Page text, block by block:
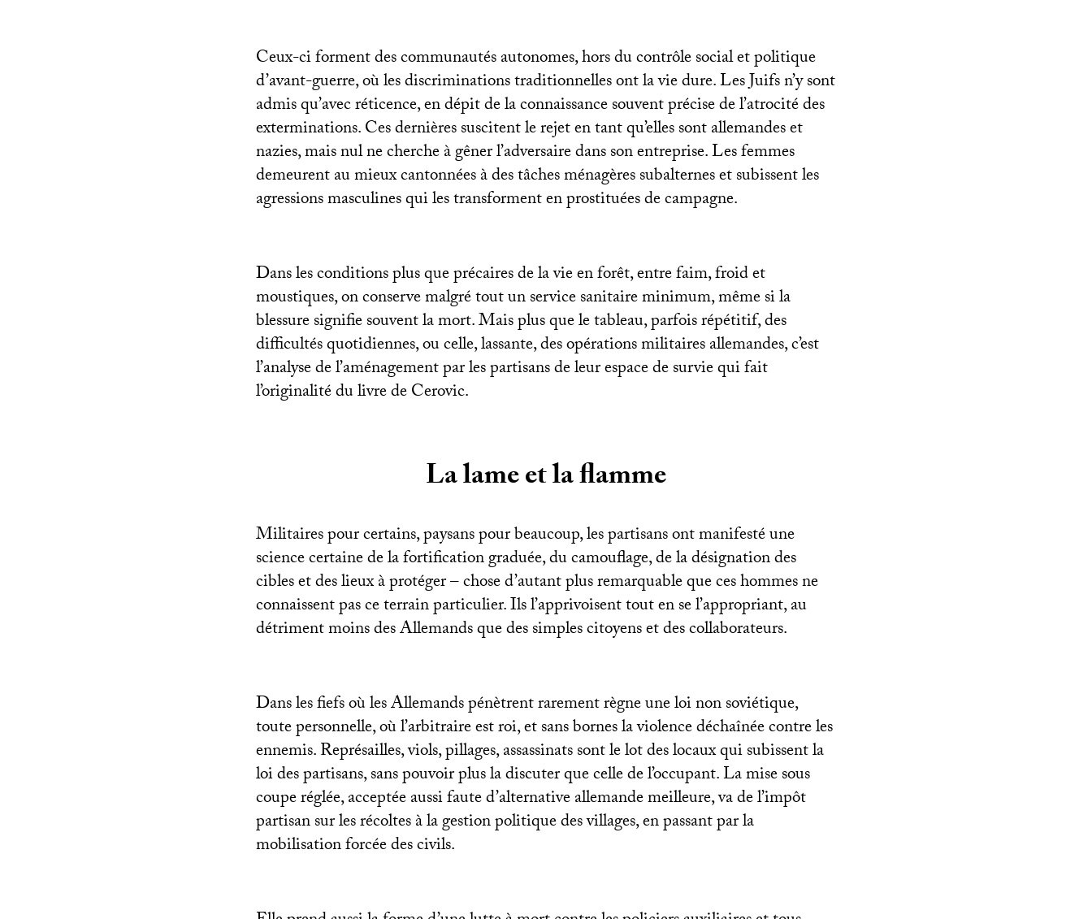
Ceux-ci forment des communautés autonomes, hors du contrôle social et politique
d’avant-guerre, où les discriminations traditionnelles ont la vie dure. Les Juifs n’y sont
admis qu’avec réticence, en dépit de la connaissance souvent précise de l’atrocité des
exterminations. Ces dernières suscitent le rejet en tant qu’elles sont allemandes et
nazies, mais nul ne cherche à gêner l’adversaire dans son entreprise. Les femmes
demeurent au mieux cantonnées à des tâches ménagères subalternes et subissent les
agressions masculines qui les transforment en prostituées de campagne.
Dans les conditions plus que précaires de la vie en forêt, entre faim, froid et
moustiques, on conserve malgré tout un service sanitaire minimum, même si la
blessure signifie souvent la mort. Mais plus que le tableau, parfois répétitif, des
difficultés quotidiennes, ou celle, lassante, des opérations militaires allemandes, c’est
l’analyse de l’aménagement par les partisans de leur espace de survie qui fait
l’originalité du livre de Cerovic.
La lame et la flamme
Militaires pour certains, paysans pour beaucoup, les partisans ont manifesté une
science certaine de la fortification graduée, du camouflage, de la désignation des
cibles et des lieux à protéger – chose d’autant plus remarquable que ces hommes ne
connaissent pas ce terrain particulier. Ils l’apprivoisent tout en se l’appropriant, au
détriment moins des Allemands que des simples citoyens et des collaborateurs.
Dans les fiefs où les Allemands pénètrent rarement règne une loi non soviétique,
toute personnelle, où l’arbitraire est roi, et sans bornes la violence déchaînée contre les
ennemis. Représailles, viols, pillages, assassinats sont le lot des locaux qui subissent la
loi des partisans, sans pouvoir plus la discuter que celle de l’occupant. La mise sous
coupe réglée, acceptée aussi faute d’alternative allemande meilleure, va de l’impôt
partisan sur les récoltes à la gestion politique des villages, en passant par la
mobilisation forcée des civils.